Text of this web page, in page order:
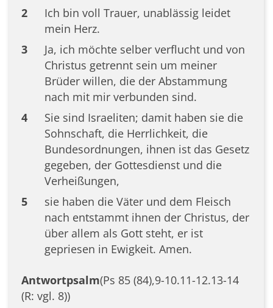
2
Ich bin voll Trauer, unablässig leidet
mein Herz.
3
Ja, ich möchte selber verflucht und von
Christus getrennt sein um meiner
Brüder willen, die der Abstammung
nach mit mir verbunden sind.
4
Sie sind Israeliten; damit haben sie die
Sohnschaft, die Herrlichkeit, die
Bundesordnungen, ihnen ist das Gesetz
gegeben, der Gottesdienst und die
Verheißungen,
5
sie haben die Väter und dem Fleisch
nach entstammt ihnen der Christus, der
über allem als Gott steht, er ist
gepriesen in Ewigkeit. Amen.
Antwortpsalm(Ps 85 (84),9-10.11-12.13-14
(R: vgl. 8))